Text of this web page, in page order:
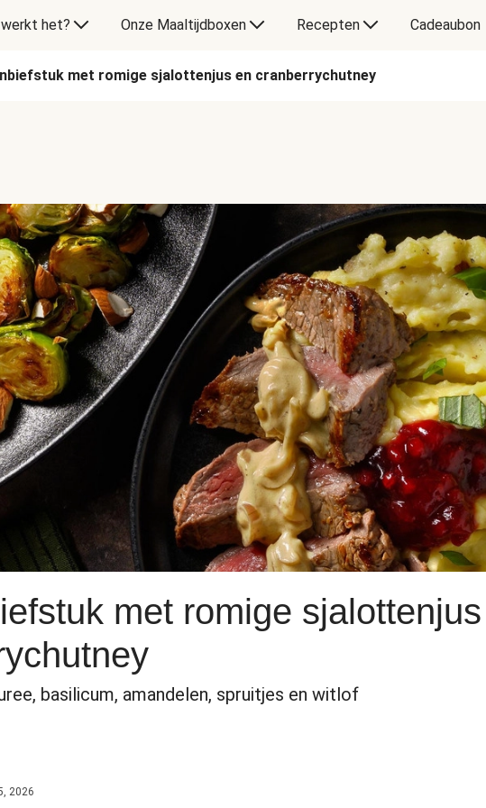
het? Onze Maaltijdboxen Recepten Cadeaubon
met romige sjalottenjus en cranberrychutney
met romige
basilicum, amandelen, spruitjes en witlof
2026